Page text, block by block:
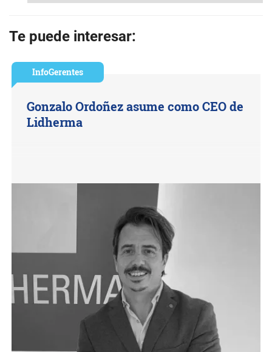
Te puede interesar:
InfoGerentes
Gonzalo Ordoñez asume como CEO de
Lidherma